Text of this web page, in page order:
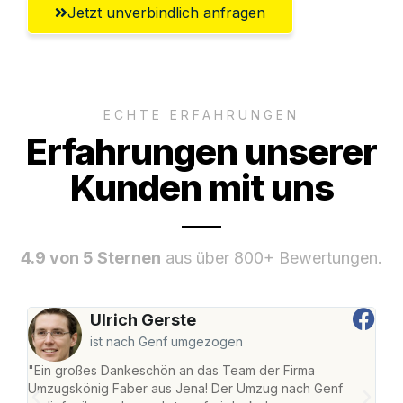
Jetzt unverbindlich anfragen
ECHTE ERFAHRUNGEN
Erfahrungen unserer
Kunden mit uns
4.9 von 5 Sternen aus über 800+ Bewertungen.
Ulrich Gerste
ist nach Genf umgezogen
"Ein großes Dankeschön an das Team der Firma
Umzugskönig Faber aus Jena! Der Umzug nach Genf